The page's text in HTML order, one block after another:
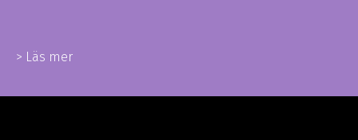
> Läs mer